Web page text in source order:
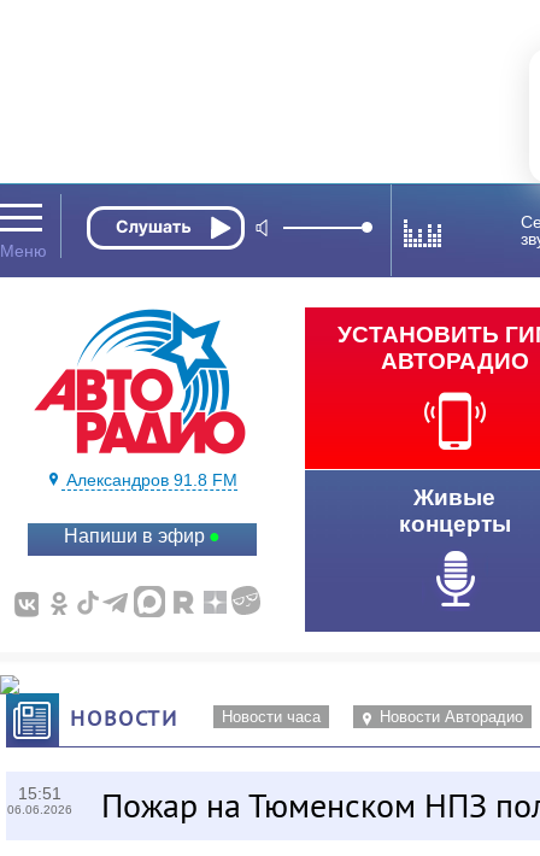
Александров 91.8 FM
Напиши в эфир
УСТАНОВИТЬ
АВТОРАДИО
Живые
концерты
НОВОСТИ Новости часа Новости Авторадио
15:51
06.06.2026 Пожар на Тюменском НПЗ